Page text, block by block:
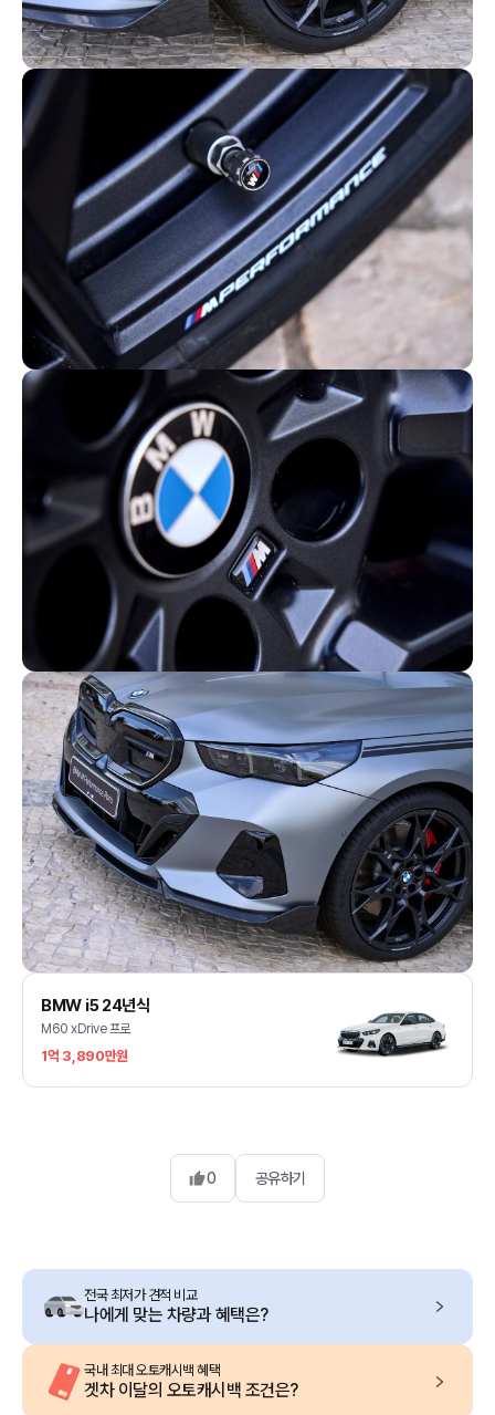
BMW i5 24년식
M60 xDrive 프로
1억 3,890만원
0 공유하기
전국 최저가 견적 비교
나에게 맞는 차량과 혜택은?
국내 최대 오토캐시백 혜택
겟차 이달의 오토캐시백 조건은?